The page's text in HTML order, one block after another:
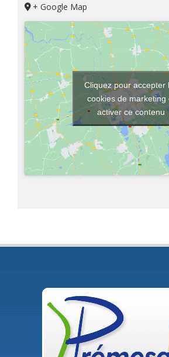
+ Google Map
Cliquez pour accepter
cookies de marketing
activer ce contenu